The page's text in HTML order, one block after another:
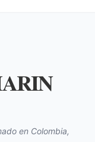
en Colombia,